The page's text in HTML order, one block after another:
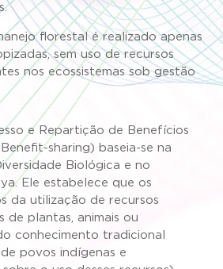
florestal é realizado apenas
sem uso de recursos
nos ecossistemas sob gestão
e Repartição de Benefícios
sharing) baseia-se na
Biológica e no
Ele estabelece que os
da utilização de recursos
de plantas, animais ou
conhecimento tradicional
povos indígenas e